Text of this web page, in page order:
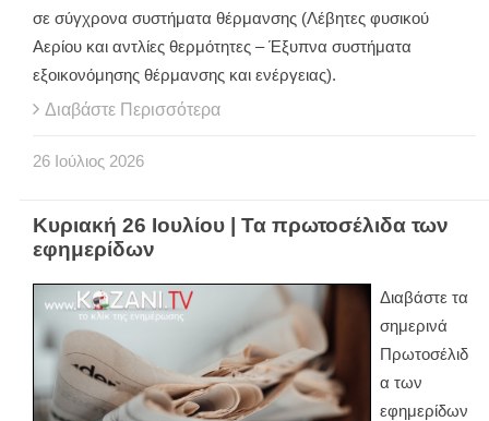
σε σύγχρονα συστήματα θέρμανσης (Λέβητες φυσικού
Αερίου και αντλίες θερμότητες – Έξυπνα συστήματα
εξοικονόμησης θέρμανσης και ενέργειας).
Διαβάστε Περισσότερα
26 Ιούλιος 2026
Κυριακή 26 Ιουλίου | Τα πρωτοσέλιδα των
εφημερίδων
Διαβάστε τα
σημερινά
Πρωτοσέλιδ
α των
εφημερίδων